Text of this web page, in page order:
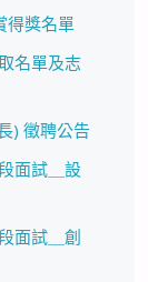
得獎名單
名單及志
) 徵聘公告
面試＿設
面試＿創